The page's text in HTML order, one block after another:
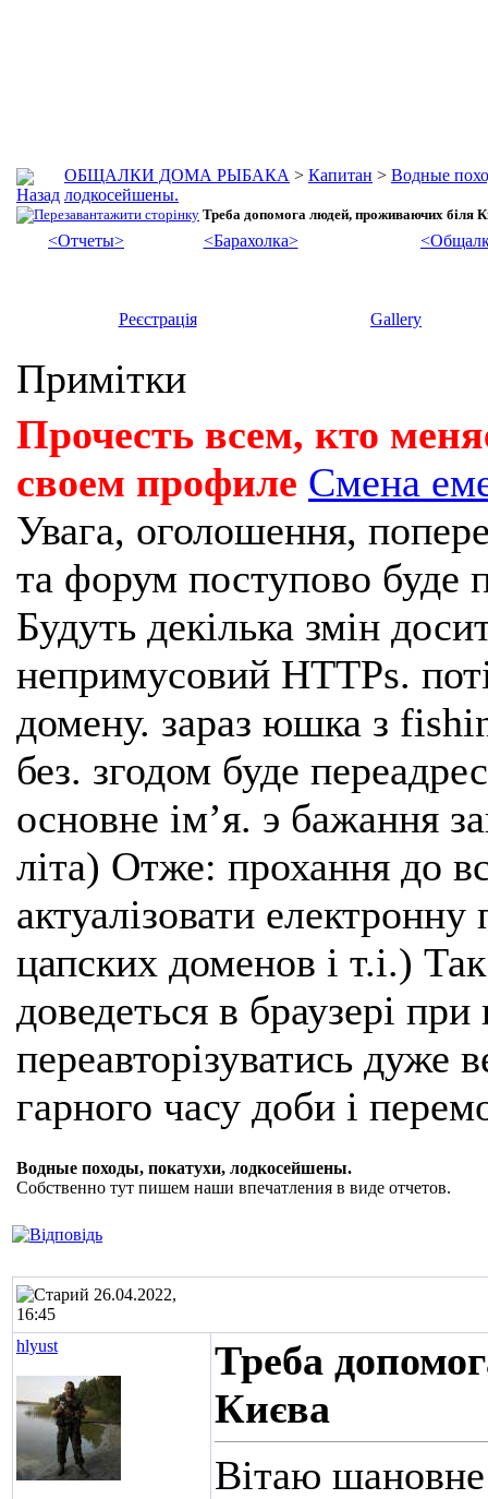
ОБЩАЛКИ ДОМА РЫБАКА > Капитан > Водные
лодкосейшены.
Треба допомога людей, проживаючих біля
<Отчеты> <Барахолка>
Реєстрація Gallery
Примітки
Прочесть всем, кто
своем профиле Смена
Увага, оголошення,
та форум поступово буде
Будуть декілька змін
непримусовий HTTPs.
домену. зараз юшка з
без. згодом буде
основне імʼя. э бажання
літа) Отже: прохання до
актуалізовати
цапских доменов і т.і.)
доведеться в браузері
переавторізуватись
гарного часу доби і
Водные походы, покатухи, лодкосейшены.
Собственно тут пишем наши впечатления в виде отчетов.
26.04.2022,
16:45
hlyust
Треба
Києва
Вітаю